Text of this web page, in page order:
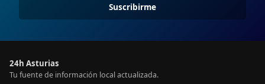
Suscribirme
24h Asturias
Tu fuente de información local actualizada.